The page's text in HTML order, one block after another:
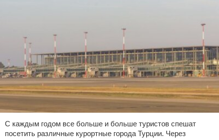
С каждым годом все больше и больше туристов спешат
посетить различные курортные города Турции. Через